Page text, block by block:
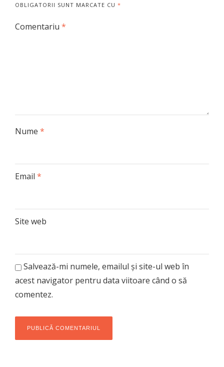
OBLIGATORII SUNT MARCATE CU *
Comentariu *
Nume *
Email *
Site web
Salvează-mi numele, emailul și site-ul web în
acest navigator pentru data viitoare când o să
comentez.